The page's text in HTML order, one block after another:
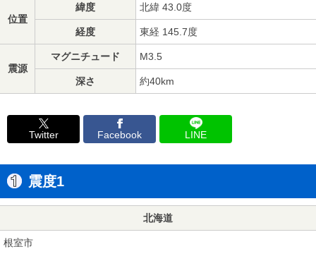
位置
緯度 北緯 43.0度
経度 東経 145.7度
震源
マグニチュード M3.5
深さ 約40km
Twitter Facebook LINE
震度1
北海道
根室市